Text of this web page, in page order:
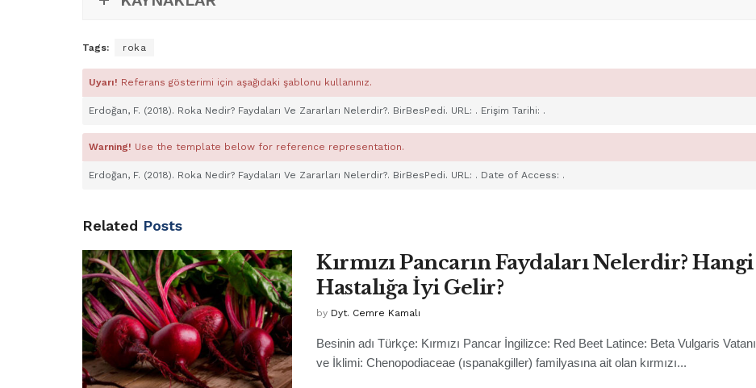
Tags: roka
Uyarı! Referans gösterimi için aşağıdaki şablonu kullanınız.
Erdoğan, F. (2018). Roka Nedir? Faydaları Ve Zararları Nelerdir?. BirBesPedi. URL: . Erişim Tarihi: .
Warning! Use the template below for reference representation.
Erdoğan, F. (2018). Roka Nedir? Faydaları Ve Zararları Nelerdir?. BirBesPedi. URL: . Date of Access: .
Related Posts
Kırmızı Pancarın Faydaları Nelerdir? Hangi
Hastalığa İyi Gelir?
by Dyt. Cemre Kamalı
Besinin adı Türkçe: Kırmızı Pancar İngilizce: Red Beet Latince: Beta Vulgaris Vatanı
ve İklimi: Chenopodiaceae (ıspanakgiller) familyasına ait olan kırmızı...